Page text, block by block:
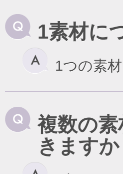
1素材に
1つの素
複数の
きますか